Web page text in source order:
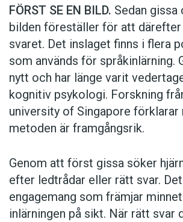
FÖRST SE EN BILD. Sedan
bilden föreställer för att
svaret. Det inslaget finns i flera
som används för språkinlärning.
nytt och har länge varit
kognitiv psykologi. Forskning
university of Singa­pore förklarar
metoden är framgångsrik.
Genom att först gissa ­söker
efter ledtrådar eller rätt svar.
engagemang som främjar
inlärningen på sikt. När rätt svar